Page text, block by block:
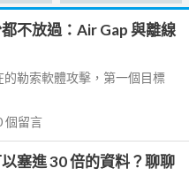
不放過：Air Gap 與離線
勒索軟體攻擊，第一個目標
個留言
塞進 30 倍的資料？聊聊